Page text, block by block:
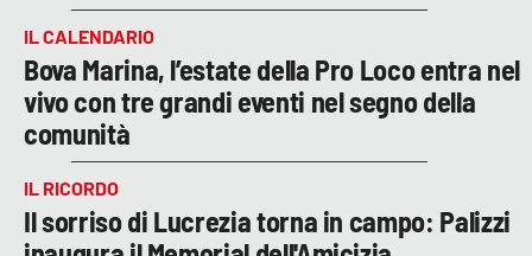
IL CALENDARIO
Bova Marina, l’estate della Pro Loco entra nel
vivo con tre grandi eventi nel segno della
comunità
IL RICORDO
Il sorriso di Lucrezia torna in campo: Palizzi